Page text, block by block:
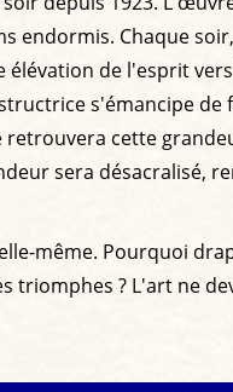
endormis. Chaque
de l'esprit
s'émancipe
cette
sera désacralisé,
même. Pourquoi
? L'art ne